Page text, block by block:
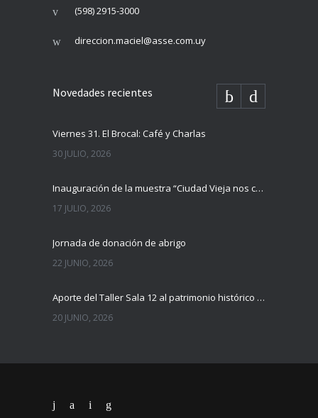
(598) 2915-3000
direccion.maciel@asse.com.uy
Novedades recientes
Viernes 31. El Brocal: Café y Charlas
30 JULIO, 2026
Inauguración de la muestra “Ciudad Vieja nos cuenta”
17 JULIO, 2026
Jornada de donación de abrigo
22 JUNIO, 2026
Aporte del Taller Sala 12 al patrimonio histórico del Hospital Maciel
20 JUNIO, 2026